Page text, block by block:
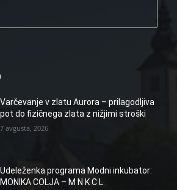
Varčevanje v zlatu Aurora – prilagodljiva
pot do fizičnega zlata z nižjimi stroški
7 avgusta, 2026
Udeleženka programa Modni inkubator:
MONIKA COLJA – M N K C L